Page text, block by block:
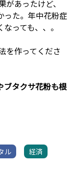
あったけど、
った。年中花粉症
っても、、。
を作ってくださ
ブタクサ花粉も根
ル 経済